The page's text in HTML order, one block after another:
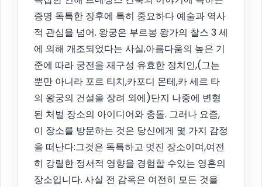
증명 독특한 징후에 특히 중요하다 예술과 역사
적 관심을 넘어. 왕궁은 부르봉 왕가의 찰스 3 세
에 의해 개조되었다는 사실,아름다움의 높은 기
준에 따라 궁전을 재구성 유효한 정치인,(그는
뿐만 아니라 포르 티치,카포디 몬테,카 세르 타
의 왕궁의 건설을 장려 외에)단지 나중에 변형
된 처벌 장소의 아이디어와 충돌. 그러나 요즘,
이 장소를 방문하는 것은 당신에게 몇 가지 감정
을 떠난다:그것은 독특하고 멋진 장소이며,여전
히 강렬한 정서적 영향을 경험할 수있는 영혼의
장소입니다. 사실 전 감옥은 여전히 모든 것을